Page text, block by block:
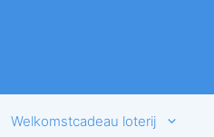
Welkomstcadeau loterij